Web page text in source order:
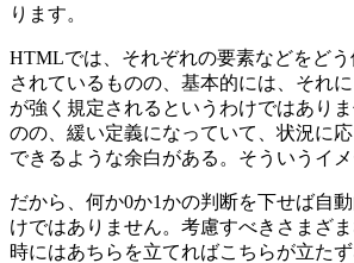
ります。
HTMLでは、それぞれの要素などをど
されているものの、基本的には、それ
が強く規定されるというわけではあり
のの、緩い定義になっていて、状況に
できるような余白がある。そういうイメ
だから、何か0か1かの判断を下せば自
けではありません。考慮すべきさまざま
時にはあちらを立てればこちらが立た